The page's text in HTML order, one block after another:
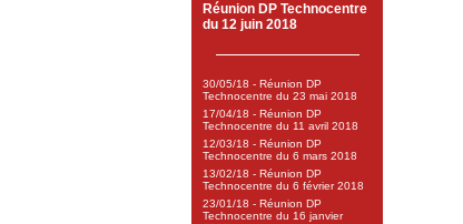
Réunion DP Technocentre
du 12 juin 2018
30/05/18 - Réunion DP
Technocentre du 23 mai 2018
17/04/18 - Réunion DP
Technocentre du 11 avril 2018
12/03/18 - Réunion DP
Technocentre du 6 mars 2018
13/02/18 - Réunion DP
Technocentre du 6 février 2018
23/01/18 - Réunion DP
Technocentre du 16 janvier